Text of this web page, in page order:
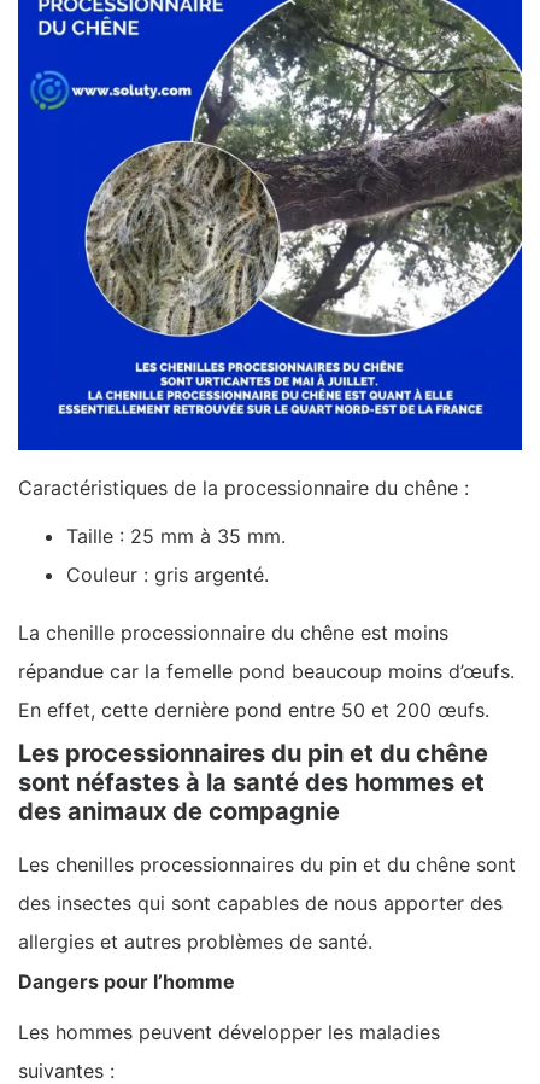
Caractéristiques de la processionnaire du chêne :
Taille : 25 mm à 35 mm.
Couleur : gris argenté.
La chenille processionnaire du chêne est moins
répandue car la femelle pond beaucoup moins d’œufs.
En effet, cette dernière pond entre 50 et 200 œufs.
Les processionnaires du pin et du chêne
sont néfastes à la santé des hommes et
des animaux de compagnie
Les chenilles processionnaires du pin et du chêne sont
des insectes qui sont capables de nous apporter des
allergies et autres problèmes de santé.
Dangers pour l’homme
Les hommes peuvent développer les maladies
suivantes :